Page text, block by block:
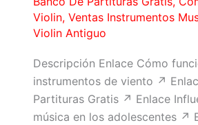
Violin, Ventas Instrumentos
Violin Antiguo
Descripción Enlace Cómo
instrumentos de viento ↗
Partituras Gratis ↗ Enlace
música en los adolescentes ↗